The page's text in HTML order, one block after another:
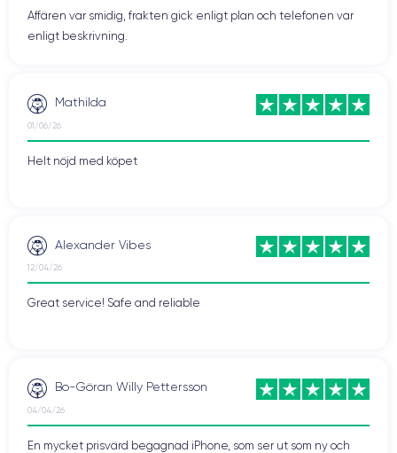
Affären var smidig, frakten gick enligt plan och telefonen var
enligt beskrivning.
Mathilda
01/06/26
Helt nöjd med köpet
Alexander Vibes
12/04/26
Great service! Safe and reliable
Bo-Göran Willy Pettersson
04/04/26
En mycket prisvärd begagnad iPhone, som ser ut som ny och